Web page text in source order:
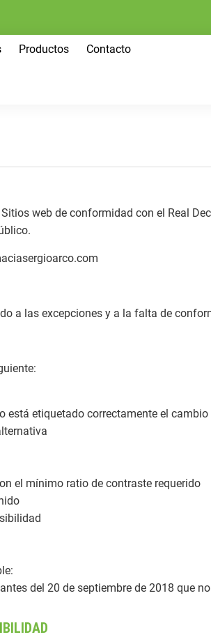
Productos Contacto
web de conformidad con el Real
a las excepciones y a la falta de
está etiquetado correctamente el
el mínimo ratio de contraste requerido
del 20 de septiembre de 2018 que